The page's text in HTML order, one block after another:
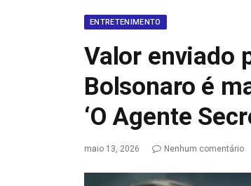
ENTRETENIMENTO
Valor enviado
Bolsonaro é
‘O Agente
maio 13, 2026 Nenhum comentário